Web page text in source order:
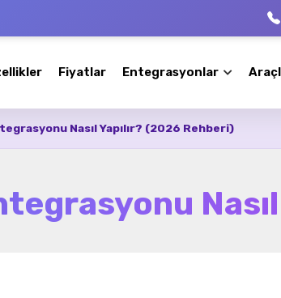
Fiyatlar Entegrasyonlar
Nasıl Yapılır? (2026 Rehberi)